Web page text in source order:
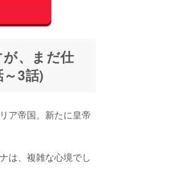
、まだ仕
3話)
ア帝国。新たに皇帝
は、複雑な心境でし